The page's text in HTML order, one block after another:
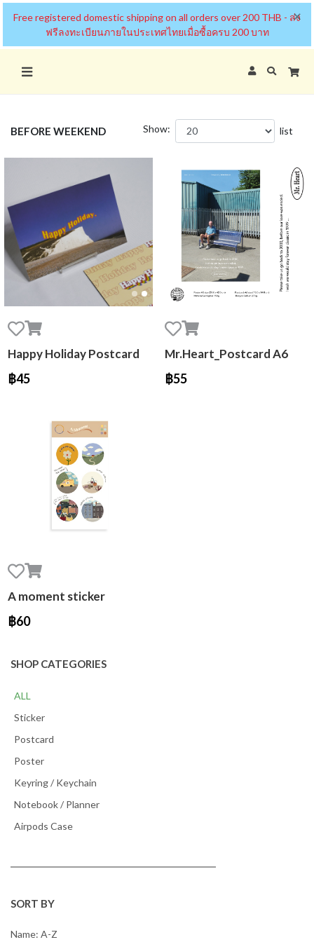
Free registered domestic shipping on all orders over 200 THB - ส่ง
ฟรีลงทะเบียนภายในประเทศไทยเมื่อซื้อครบ 200 บาท
×
SHOP CATEGORIES
ALL
Sticker
Postcard
Poster
Keyring / Keychain
Notebook / Planner
Airpods Case
SORT BY
Name: A-Z
BEFORE WEEKEND Show: list
Happy Holiday Postcard
฿45
Mr.Heart_Postcard A6
฿55
A moment sticker
฿60